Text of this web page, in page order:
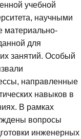
учебной
научными
материально-
для
занятий. Особый
направленные
навыков в
В рамках
вопросы
инженерных